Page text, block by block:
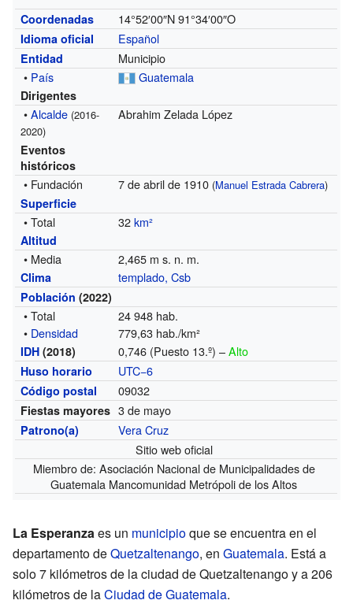
Coordenadas 14°52′00″N 91°34′00″O
Idioma oficial Español
Entidad
Municipio
• País Guatemala
Dirigentes
•Alcalde (2016-
2020)
Abrahim Zelada López
Eventos
históricos
• Fundación 7 de abril de 1910 (Manuel Estrada Cabrera)
Superficie
• Total 32km²
Altitud
• Media 2,465 m s. n. m.
Clima templado, Csb
Población (2022)
• Total
24 948 hab.
• Densidad 779,63 hab./km²
IDH (2018) 0,746 (Puesto 13.º) –Alto
Huso horario UTC−6
Código postal 09032
Fiestas mayores 3 de mayo
Patrono(a)
Vera Cruz
Sitio web oficial
Miembro de: Asociación Nacional de Municipalidades de
Guatemala Mancomunidad Metrópoli de los Altos
La Esperanzaes un municipioque se encuentra en el
departamento deQuetzaltenango, en Guatemala. Está a
solo 7 kilómetros de la ciudad de Quetzaltenango y a 206
kilómetros de laCiudad de Guatemala.